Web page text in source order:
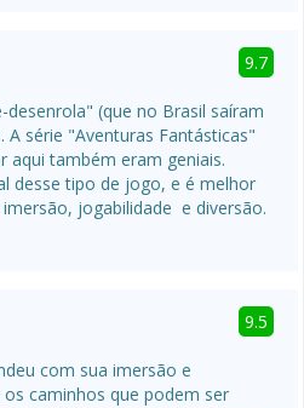
9.7
(que no Brasil saíram
A série "Aventuras Fantásticas"
aqui também eram geniais.
desse tipo de jogo, e é melhor
jogabilidade  e diversão.
9.5
com sua imersão e
caminhos que podem ser